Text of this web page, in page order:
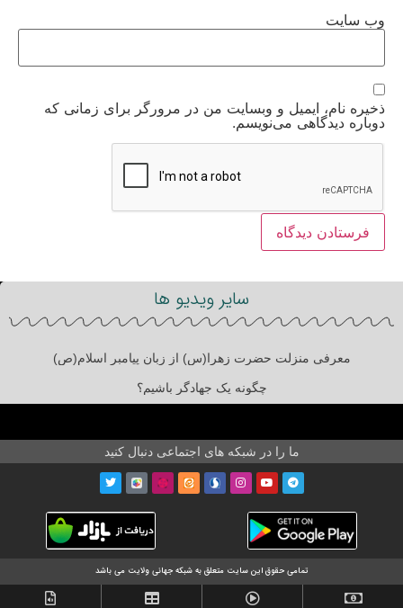
وب‌ سایت
ذخیره نام، ایمیل و وبسایت من در مرورگر برای زمانی که
دوباره دیدگاهی می‌نویسم.
سایر ویدیو ها
معرفی منزلت حضرت زهرا(س) از زبان پیامبر اسلام(ص)
چگونه یک جهادگر باشیم؟
ما را در شبکه های اجتماعی دنبال کنید
تمامی حقوق این سایت متعلق به شبکه جهانی ولایت می باشد